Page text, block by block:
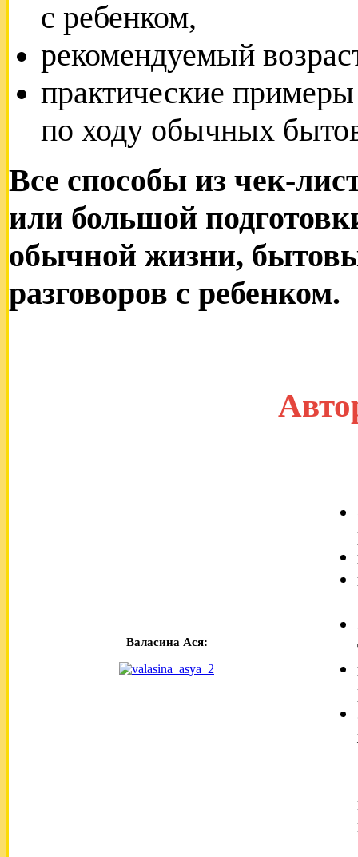
с ребенком,
рекомендуемый
практические
по ходу обычных
Все способы из чек-
или большой
обычной жизни,
разговоров с ребенком.
Валасина Ася: